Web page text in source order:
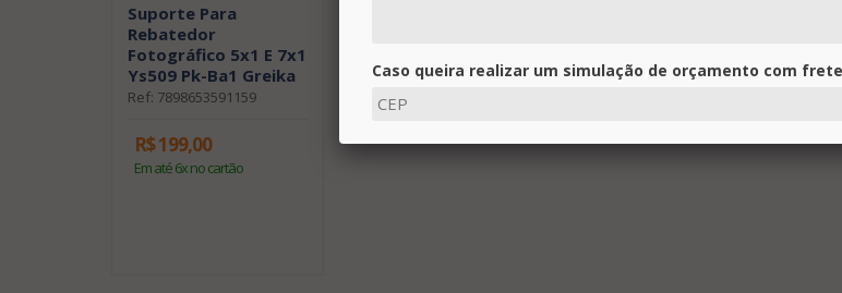
Suporte Para
Rebatedor
Fotográfico 5x1 E 7x1
Ys509 Pk-Ba1 Greika
Ref: 7898653591159
R$ 199,00
Em até 6x no cartão
Caso queira realizar um simulação de orçamento com